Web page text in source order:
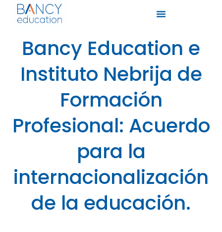
Bancy Education e
Instituto Nebrija de
Formación
Profesional: Acuerdo
para la
internacionalización
de la educación.